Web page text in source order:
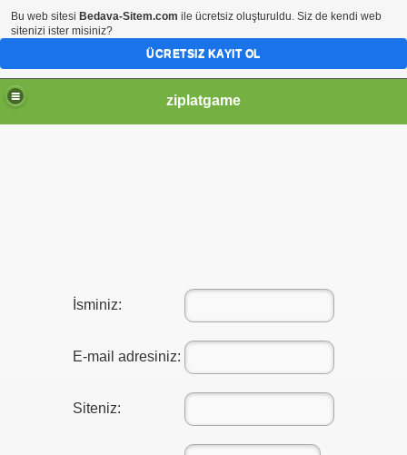
ziplatgame
İsminiz:
E-mail adresiniz:
Siteniz:
Bu web sitesi Bedava-Sitem.com ile ücretsiz oluşturuldu. Siz de kendi web
sitenizi ister misiniz?
ÜCRETSIZ KAYIT OL